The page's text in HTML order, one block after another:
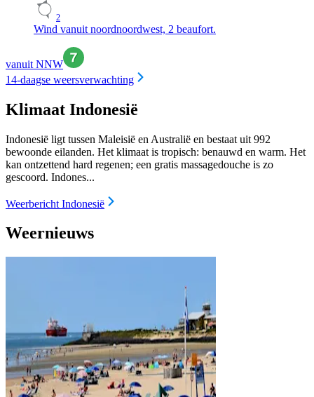
2
Wind vanuit noordnoordwest, 2 beaufort.
vanuit NNW
14-daagse weersverwachting
Klimaat Indonesië
Indonesië ligt tussen Maleisië en Australië en bestaat uit 992
bewoonde eilanden. Het klimaat is tropisch: benauwd en warm. Het
kan ontzettend hard regenen; een gratis massagedouche is zo
gescoord. Indones...
Weerbericht Indonesië
Weernieuws